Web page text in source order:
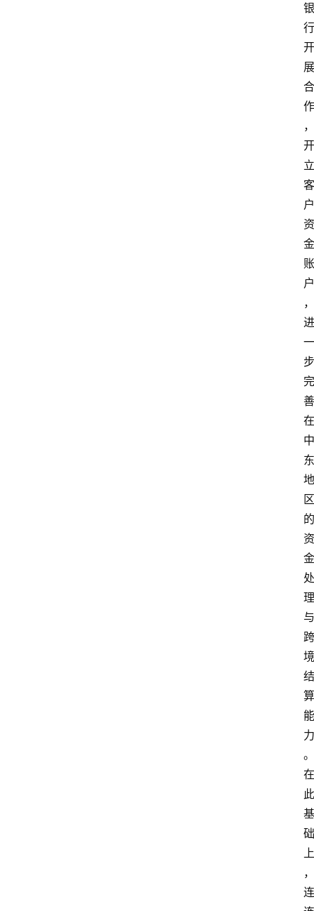
银
行
开
展
合
作
，
开
立
客
户
资
金
账
户
，
进
一
步
完
善
在
中
东
地
区
的
资
金
处
理
与
跨
境
结
算
能
力
。
在
此
基
础
上
，
连